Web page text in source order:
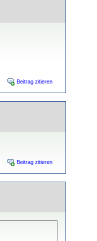
Beitrag zitieren
Beitrag zitieren